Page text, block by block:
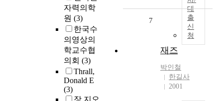
자력의학
원 (3)
한국수
의영상의
학교수협
의회 (3)
Thrall,
Donald E
(3)
대
출
신
청
7
재즈
박인철
한길사
2001